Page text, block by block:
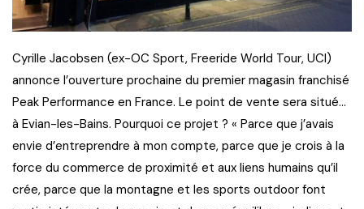
Cyrille Jacobsen (ex-OC Sport, Freeride World Tour, UCI)
annonce l’ouverture prochaine du premier magasin franchisé
Peak Performance en France. Le point de vente sera situé…
à Evian-les-Bains. Pourquoi ce projet ? « Parce que j’avais
envie d’entreprendre à mon compte, parce que je crois à la
force du commerce de proximité et aux liens humains qu’il
crée, parce que la montagne et les sports outdoor font